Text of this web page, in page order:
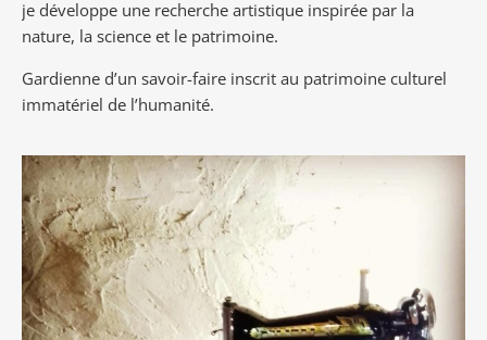
je développe une recherche artistique inspirée par la
nature, la science et le patrimoine.
Gardienne d’un savoir-faire inscrit au patrimoine culturel
immatériel de l’humanité.